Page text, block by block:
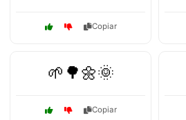
Copiar
🌱🌳🌼🌞
Copiar